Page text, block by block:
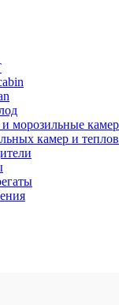
морозильные
камер и